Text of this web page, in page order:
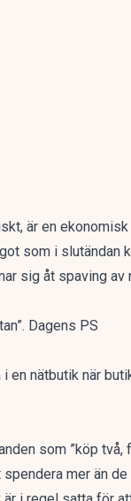
är en
som i slutändan
sig åt spaving
Dagens PS
en nätbutik när
som ”köp
mer än